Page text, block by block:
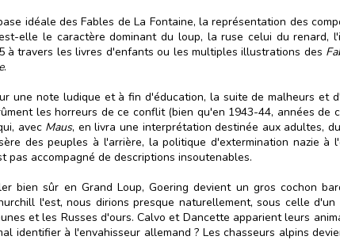
idéale des Fables de La Fontaine, la représentation des
elle le caractère dominant du loup, la ruse celui du renard,
à travers les livres d'enfants ou les multiples illustrations des
.
note ludique et à fin d'éducation, la suite de malheurs et
les horreurs de ce conflit (bien qu'en 1943-44, années de
avec Maus, en livra une interprétation destinée aux adultes,
des peuples à l'arrière, la politique d'extermination nazie à
accompagné de descriptions insoutenables.
bien sûr en Grand Loup, Goering devient un gros cochon
l'est, nous dirions presque naturellement, sous celle
et les Russes d'ours. Calvo et Dancette apparient leurs
à l'envahisseur allemand ? Les chasseurs alpins